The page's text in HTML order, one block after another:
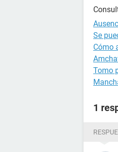
Se
Cómo
Tomo
1